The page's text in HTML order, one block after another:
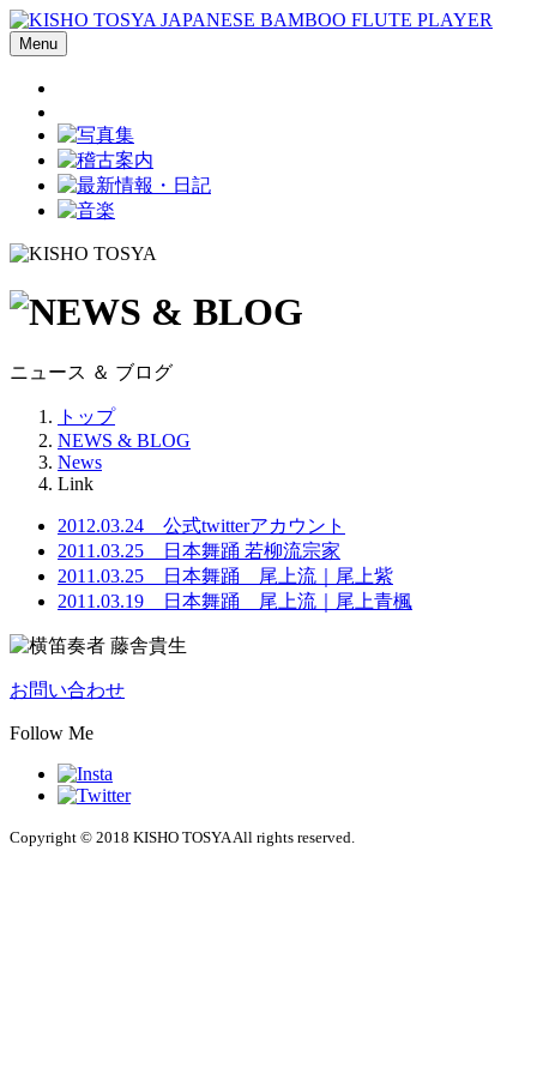
Skip
to
content
Menu
ニュース ＆ ブログ
トップ
NEWS & BLOG
News
Link
2012.03.24
公式twitterアカウント
2011.03.25
日本舞踊 若柳流宗家
2011.03.25
日本舞踊 尾上流｜尾上紫
2011.03.19
日本舞踊 尾上流｜尾上青楓
お問い合わせ
Follow Me
Copyright © 2018 KISHO TOSYA All rights reserved.